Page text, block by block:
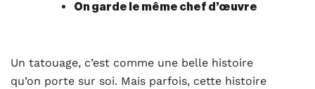
On garde le même chef d’œuvre
Un tatouage, c’est comme une belle histoire
qu’on porte sur soi. Mais parfois, cette histoire